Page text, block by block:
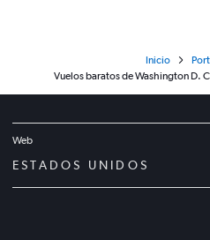
Inicio
Vuelos baratos de Washington D.
Web
ESTADOS UNIDOS